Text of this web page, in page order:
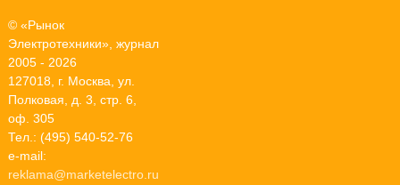
© «Рынок
Электротехники», журнал
2005 - 2026
127018, г. Москва, ул.
Полковая, д. 3, стр. 6,
оф. 305
Тел.: (495) 540-52-76
e-mail:
reklama@marketelectro.ru